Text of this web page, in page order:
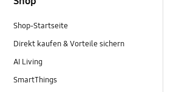
Shop-Startseite
Direkt kaufen & Vorteile sichern
AI Living
SmartThings